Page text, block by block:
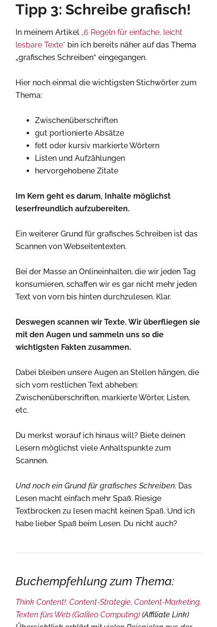
Tipp 3: Schreibe grafisch!
In meinem Artikel „6 Regeln für einfache, leicht
lesbare Texte“ bin ich bereits näher auf das Thema
„grafisches Schreiben“ eingegangen.
Hier noch einmal die wichtigsten Stichwörter zum
Thema:
Zwischenüberschriften
gut portionierte Absätze
fett oder kursiv markierte Wörtern
Listen und Aufzählungen
hervorgehobene Zitate
Im Kern geht es darum, Inhalte möglichst
leserfreundlich aufzubereiten.
Ein weiterer Grund für grafisches Schreiben ist das
Scannen von Webseitentexten.
Bei der Masse an Onlineinhalten, die wir jeden Tag
konsumieren, schaffen wir es gar nicht mehr jeden
Text von vorn bis hinten durchzulesen. Klar.
Deswegen scannen wir Texte. Wir überfliegen sie
mit den Augen und sammeln uns so die
wichtigsten Fakten zusammen.
Dabei bleiben unsere Augen an Stellen hängen, die
sich vom restlichen Text abheben:
Zwischenüberschriften, markierte Wörter, Listen,
etc.
Du merkst worauf ich hinaus will? Biete deinen
Lesern möglichst viele Anhaltspunkte zum
Scannen.
Und noch ein Grund für grafisches Schreiben: Das
Lesen macht einfach mehr Spaß. Riesige
Textbrocken zu lesen macht keinen Spaß. Und ich
habe lieber Spaß beim Lesen. Du nicht auch?
Buchempfehlung zum Thema:
Think Content!: Content-Strategie, Content-Marketing,
Texten fürs Web (Galileo Computing) (Affiliate Link)